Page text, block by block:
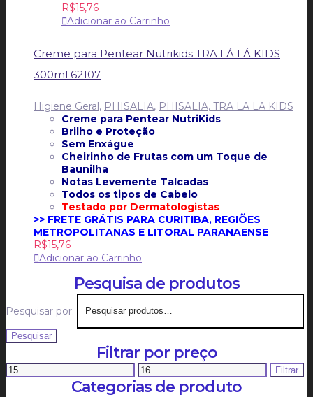
R$15,76
Adicionar ao Carrinho
Creme para Pentear Nutrikids TRA LÁ LÁ KIDS
300ml 62107
Higiene Geral, PHISALIA, PHISALIA, TRA LA LA KIDS
Creme para Pentear NutriKids
Brilho e Proteção
Sem Enxágue
Cheirinho de Frutas com um Toque de
Baunilha
Notas Levemente Talcadas
Todos os tipos de Cabelo
Testado por Dermatologistas
>> FRETE GRÁTIS PARA CURITIBA, REGIÕES
METROPOLITANAS E LITORAL PARANAENSE
R$15,76
Adicionar ao Carrinho
Pesquisa de produtos
Pesquisar por:
Pesquisar
Filtrar por preço
Filtrar
Categorias de produto